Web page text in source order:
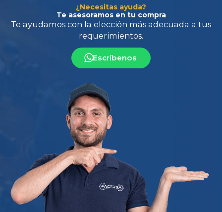
¿Necesitas ayuda?
Te asesoramos en tu compra
Escríbenos